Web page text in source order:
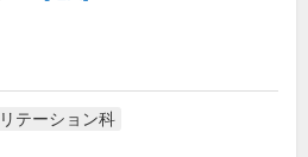
テーション科